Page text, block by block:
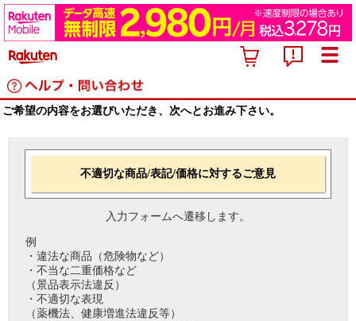
ご希望の内容をお選びいただき、次へとお進み下さい。
不適切な商品/表記/価格に対するご意見
入力フォームへ遷移します。
例
・違法な商品（危険物など）
・不当な二重価格など
（景品表示法違反）
・不適切な表現
（薬機法、健康増進法違反等）